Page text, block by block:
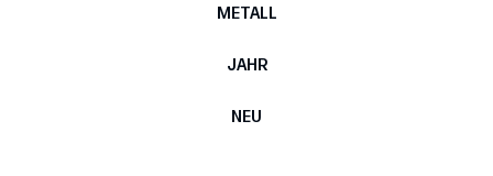
METALL
JAHR
NEU